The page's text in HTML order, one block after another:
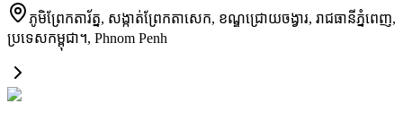
ភូមិ​ព្រែកតារ័ត្ន, សង្កាត់​ព្រែកតាសេក, ខណ្ឌ​ជ្រោយចង្វារ, រាជធានី​ភ្នំពេញ,
ប្រទេស​កម្ពុជា។, Phnom Penh